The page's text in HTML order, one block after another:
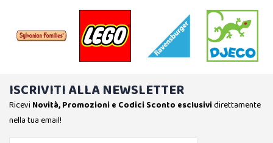
ISCRIVITI ALLA NEWSLETTER
Ricevi Novità, Promozioni e Codici Sconto esclusividirettamente
nella tua email!